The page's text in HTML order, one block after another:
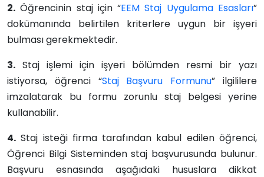
2. Öğrencinin staj için “EEM Staj Uygulama Esasları”
dokümanında belirtilen kriterlere uygun bir işyeri
bulması gerekmektedir.
3. Staj işlemi için işyeri bölümden resmi bir yazı
istiyorsa, öğrenci “Staj Başvuru Formunu” ilgililere
imzalatarak bu formu zorunlu staj belgesi yerine
kullanabilir.
4. Staj isteği firma tarafından kabul edilen öğrenci,
Öğrenci Bilgi Sisteminden staj başvurusunda bulunur.
Başvuru esnasında aşağıdaki hususlara dikkat